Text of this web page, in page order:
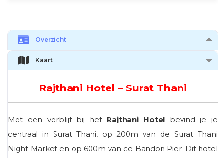
Overzicht
Kaart
Rajthani Hotel – Surat Thani
Met een verblijf bij het Rajthani Hotel bevind je je
centraal in Surat Thani, op 200m van de Surat Thani
Night Market en op 600m van de Bandon Pier. Dit hotel